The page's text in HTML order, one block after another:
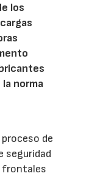
los
norma
de
seguridad
frontales